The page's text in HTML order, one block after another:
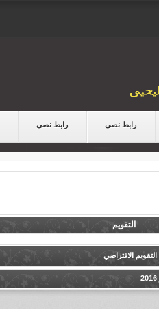
رابط نصى رابط نصى
التقويم
التقويم الافتراضي